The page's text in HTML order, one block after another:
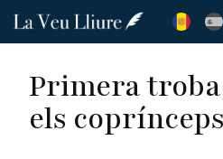
Vés
Primera
els coprínceps